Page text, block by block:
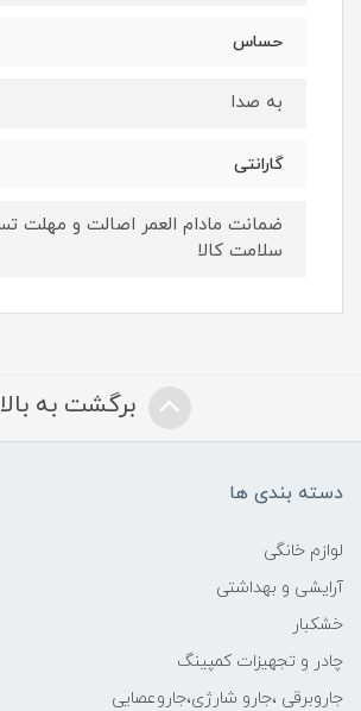
حساس
به صدا
گارانتی
سلامت کالا
برگشت به بالا
دسته بندی ها
لوازم خانگی
آرایشی و بهداشتی
خشکبار
چادر و تجهیزات کمپینگ
جاروبرقی ،جارو شارژی،جاروعصایی